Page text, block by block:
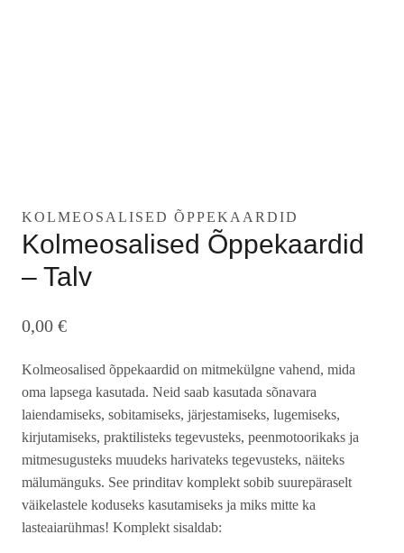
KOLMEOSALISED ÕPPEKAARDID
Kolmeosalised Õppekaardid
– Talv
0,00 €
Kolmeosalised õppekaardid on mitmekülgne vahend, mida
oma lapsega kasutada. Neid saab kasutada sõnavara
laiendamiseks, sobitamiseks, järjestamiseks, lugemiseks,
kirjutamiseks, praktilisteks tegevusteks, peenmotoorikaks ja
mitmesugusteks muudeks harivateks tegevusteks, näiteks
mälumänguks. See prinditav komplekt sobib suurepäraselt
väikelastele koduseks kasutamiseks ja miks mitte ka
lasteaiarühmas! Komplekt sisaldab: